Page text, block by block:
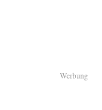
Werbung